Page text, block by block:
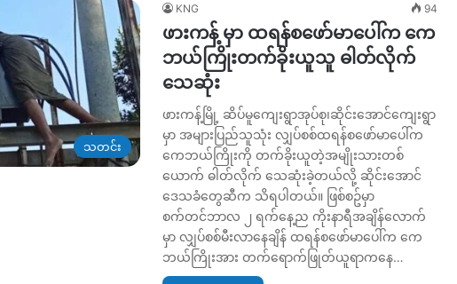
သတင်း
KNG 94
ဖားကန့် မှာ ထရန်စဖော်မာပေါ်က ကေ
ဘယ်ကြိုးတက်ခိုးယူသူ ဓါတ်လိုက်
သေဆုံး
ဖားကန့်မြို့ ဆိပ်မူကျေးရွာအုပ်စု၊ဆိုင်း‌အောင်ကျေးရွာ
မှာ အများပြည်သူသုံး လျှပ်စစ်ထရန်စဖော်မာ‌ပေါ်က
ကေဘယ်ကြိုးကို တက်ခိုးယူတဲ့အမျိုးသားတစ်
ယောက် ဓါတ်လိုက် သေဆုံးခဲ့တယ်လို့ ဆိုင်းအောင်
ဒေသခံတွေဆီက သိရပါတယ်။ ဖြစ်စဥ်မှာ
စက်တင်ဘာလ ၂ ရက်နေ့ည ကိုးနာရီအချိန်လောက်
မှာ လျှပ်စစ်မီးလာနေချိန် ထရန်စဖော်မာပေါ်က ကေ
ဘယ်ကြိုးအား တက်ရောက်ဖြုတ်ယူရာကနေ…